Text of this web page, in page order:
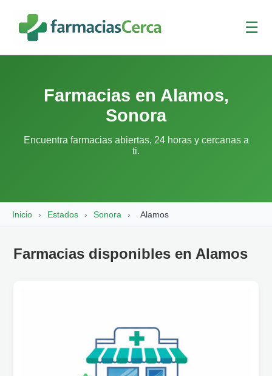
☰
Farmacias en Alamos,
Sonora
Encuentra farmacias abiertas, 24 horas y cercanas a
ti.
Inicio › Estados › Sonora › Alamos
Farmacias disponibles en Alamos